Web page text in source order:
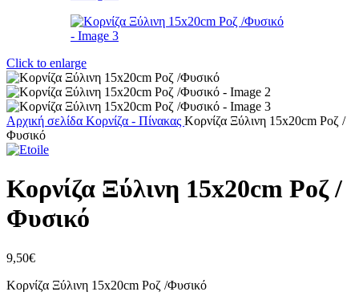
Click to enlarge
Αρχική σελίδα Κορνίζα - Πίνακας Κορνίζα Ξύλινη 15x20cm Ροζ /
Φυσικό
Κορνίζα Ξύλινη 15x20cm Ροζ /
Φυσικό
9,50€
Κορνίζα Ξύλινη 15x20cm Ροζ /Φυσικό